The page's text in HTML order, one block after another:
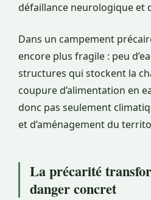
défaillance neurologique et
Dans un campement
encore plus fragile : peu
structures qui stockent la
coupure d’alimentation en
donc pas seulement
et d’aménagement du
La précarité
danger concret